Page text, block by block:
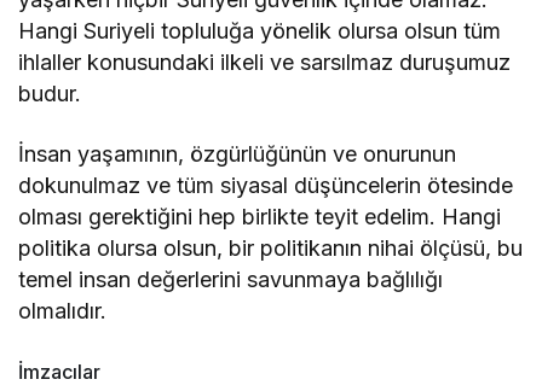
Hangi Suriyeli topluluğa yönelik olursa olsun tüm
ihlaller konusundaki ilkeli ve sarsılmaz duruşumuz
budur.
İnsan yaşamının, özgürlüğünün ve onurunun
dokunulmaz ve tüm siyasal düşüncelerin ötesinde
olması gerektiğini hep birlikte teyit edelim. Hangi
politika olursa olsun, bir politikanın nihai ölçüsü, bu
temel insan değerlerini savunmaya bağlılığı
olmalıdır.
İmzacılar